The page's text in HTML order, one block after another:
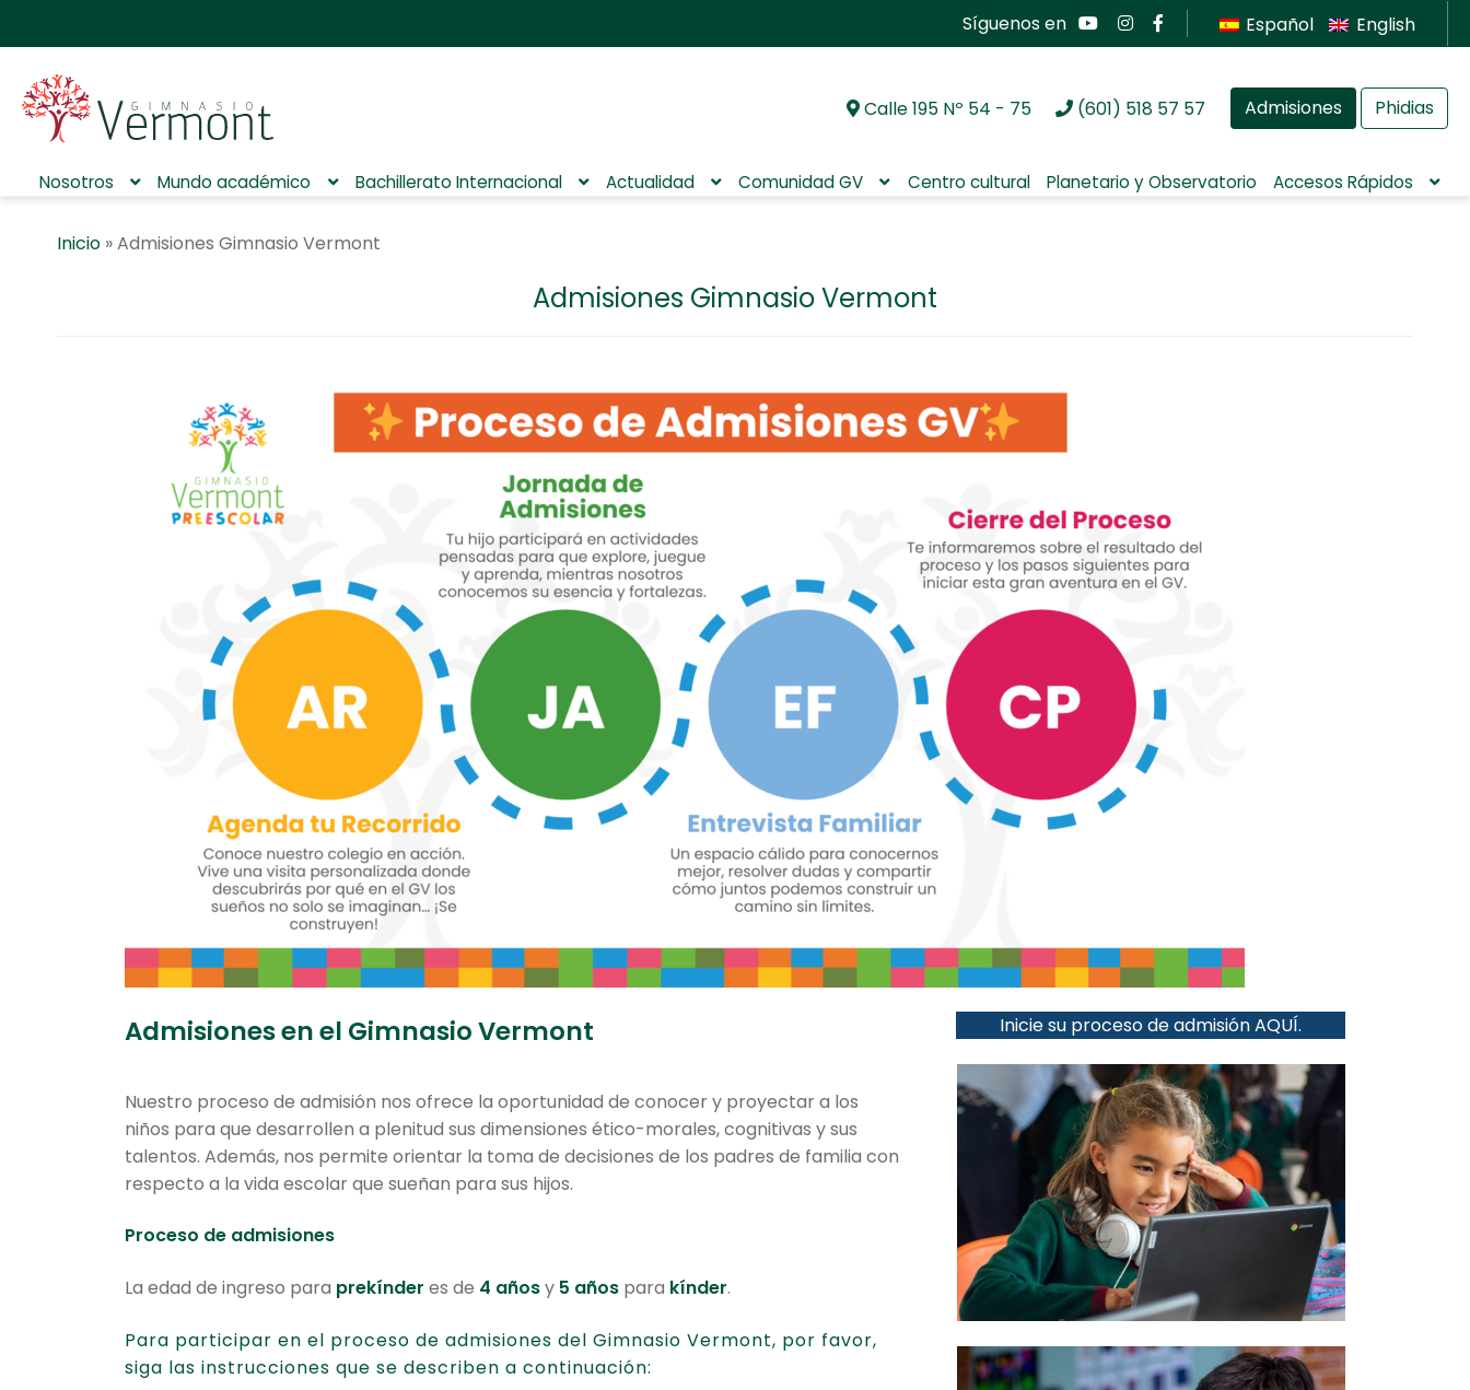
Síguenos en Español English
la
contenido
Calle 195 Nº 54 - 75 (601) 518 57 57 Admisiones Phidias
Nosotros Mundo académico Bachillerato Internacional Actualidad Comunidad GV Centro cultural Planetario y Observatorio Accesos Rápidos
Inicio »Admisiones Gimnasio Vermont
Admisiones Gimnasio Vermont
Admisiones en el Gimnasio Vermont
Nuestro proceso de admisión nos ofrece la oportunidad de conocer y proyectar a los
niños para que desarrollen a plenitud sus dimensiones ético-morales, cognitivas y sus
talentos. Además, nos permite orientar la toma de decisiones de los padres de familia con
respecto a la vida escolar que sueñan para sus hijos.
Proceso de admisiones
La edad de ingreso para prekínder es de 4 añosy 5 años para kínder.
Para participar en el proceso de admisiones del Gimnasio Vermont, por favor,
siga las instrucciones que se describen a continuación:
Inicie su proceso de admisiónAQUÍ.